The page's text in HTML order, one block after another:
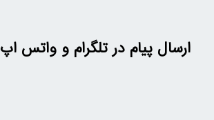
ارسال پیام در تلگرام و واتس اپ